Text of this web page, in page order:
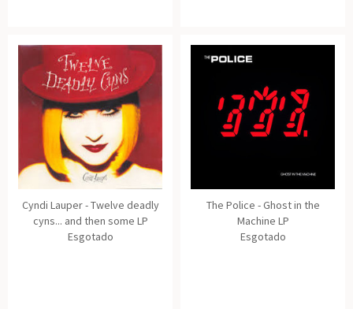
Cyndi Lauper - Twelve deadly
cyns... and then some LP
Esgotado
The Police - Ghost in the
Machine LP
Esgotado